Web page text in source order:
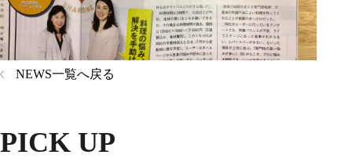
NEWS一覧へ戻る
PICK UP